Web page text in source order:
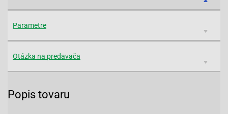
Parametre
Otázka na predavača
Popis tovaru